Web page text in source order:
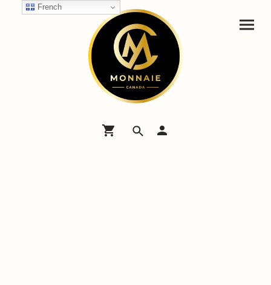
French